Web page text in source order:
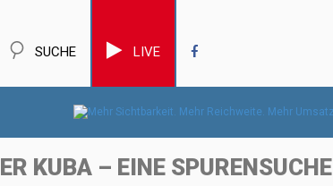
SUCHE LIVE
KUBA – EINE SPURENSUCHE